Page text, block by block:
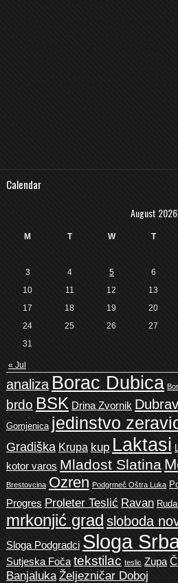
Calendar
August 2026
M T W T
« Jul
3
4 5 6
10
11 12 13
17
18 19 20
24
25 26 27
31
analiza Borac Dubica
brdo BSK Drina Zvornik
Gomjenica jedinstvo
Gradiška Krupa kup Laktasi
kotor varos Mladost Slatina
Brestovcina Ozren Podgrmeč Oštra Luka
Progres Proleter Teslić Ravan
mrkonjić grad sloboda
Sloga Podgradci Sloga
Sutjeska Foča tekstilac teslic Zupa
Banjaluka Željezničar Doboj